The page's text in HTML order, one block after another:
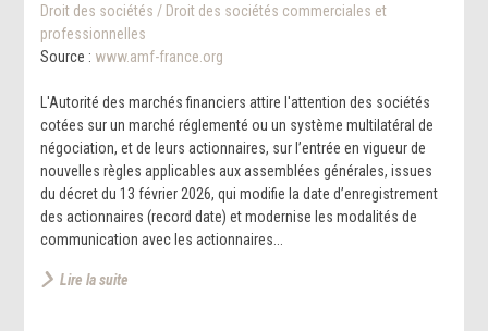
Droit des sociétés / Droit des sociétés commerciales et
professionnelles
Source : www.amf-france.org
L'Autorité des marchés financiers attire l'attention des sociétés
cotées sur un marché réglementé ou un système multilatéral de
négociation, et de leurs actionnaires, sur l’entrée en vigueur de
nouvelles règles applicables aux assemblées générales, issues
du décret du 13 février 2026, qui modifie la date d’enregistrement
des actionnaires (record date) et modernise les modalités de
communication avec les actionnaires...
Lire la suite